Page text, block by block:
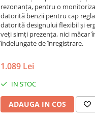
rezonanța, pentru o
datorită benzii pentru cap
datorită designului flexibil și
veți simți prezența, nici măcar
îndelungate de înregistrare.
1.089 Lei
IN STOC
ADAUGA IN COS